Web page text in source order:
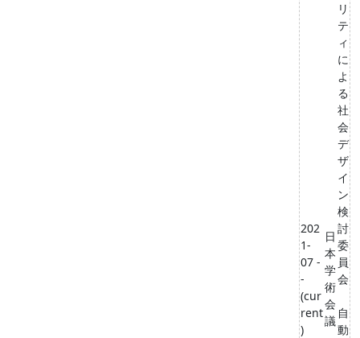
202
1-
07 -
-
(cur
rent
)
日
本
学
術
会
議
リ
テ
ィ
に
よ
る
社
会
デ
ザ
イ
ン
検
討
委
員
会
自
動